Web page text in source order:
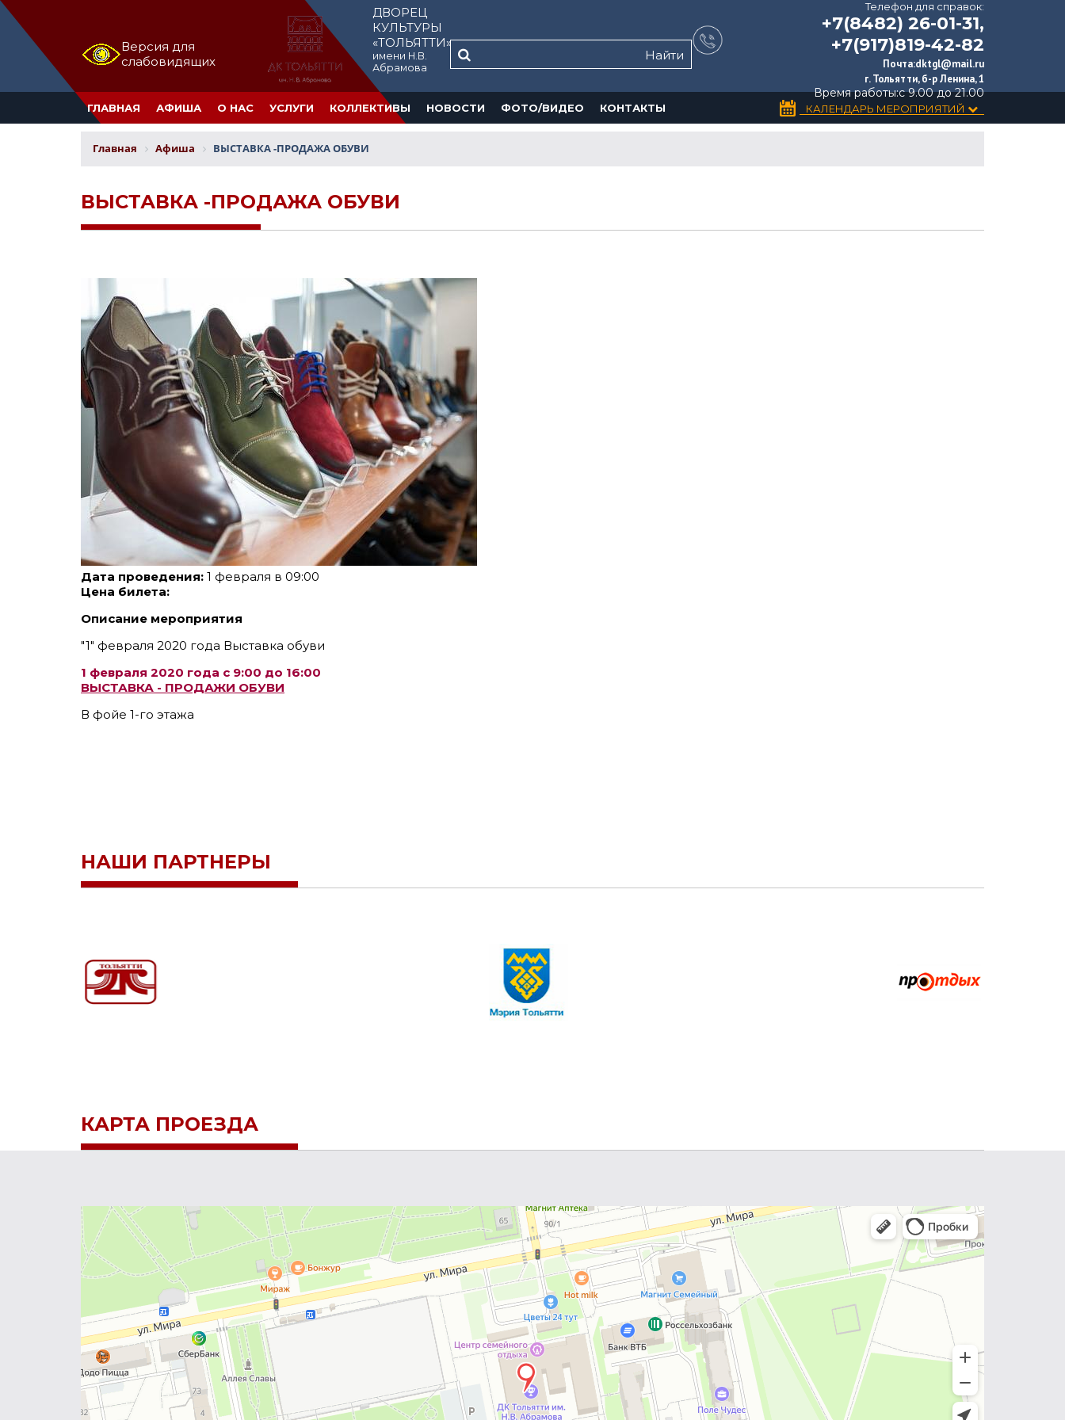
Версия для
слабовидящих
ДВОРЕЦ
КУЛЬТУРЫ
«ТОЛЬЯТТИ»
имени Н.В.
Абрамова
Найти
Телефон для справок:
+7(8482) 26-01-31,
+7(917)819-42-82
Почта:dktgl@mail.ru
г. Тольятти, б-р Ленина, 1
Время работы:с 9.00 до 21.00
ГЛАВНАЯ АФИША О НАС УСЛУГИ КОЛЛЕКТИВЫ НОВОСТИ ФОТО/ВИДЕО КОНТАКТЫ КАЛЕНДАРЬ МЕРОПРИЯТИЙ
Главная Афиша ВЫСТАВКА -ПРОДАЖА ОБУВИ
ВЫСТАВКА -ПРОДАЖА ОБУВИ
Дата проведения: 1 февраля в 09:00
Цена билета:
Описание мероприятия
"1" февраля 2020 года Выставка обуви
1 февраля 2020 года с 9:00 до 16:00
ВЫСТАВКА - ПРОДАЖИ ОБУВИ
В фойе 1-го этажа
НАШИ ПАРТНЕРЫ
КАРТА ПРОЕЗДА